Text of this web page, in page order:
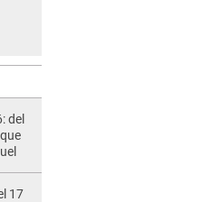
del
17